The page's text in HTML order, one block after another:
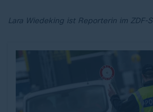
Lara Wiedeking ist Reporterin im ZDF-